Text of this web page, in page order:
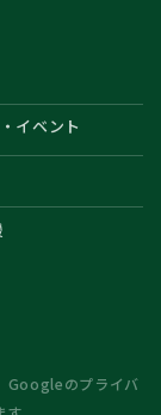
イベント
Googleのプライバ